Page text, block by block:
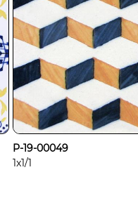
P-19-00049
1x1/1